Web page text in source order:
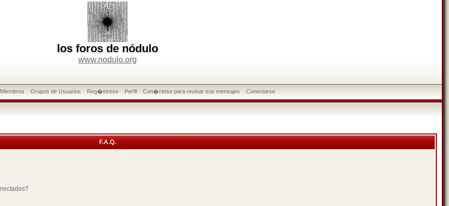
los foros de nódulo
www.nodulo.org
Grupos de Usuarios Reg�strese Perfil Con�ctese para revisar sus mensajes Conectarse
F.A.Q.